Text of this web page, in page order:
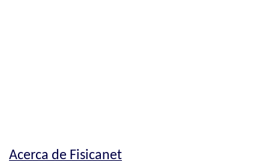
Acerca de Fisicanet